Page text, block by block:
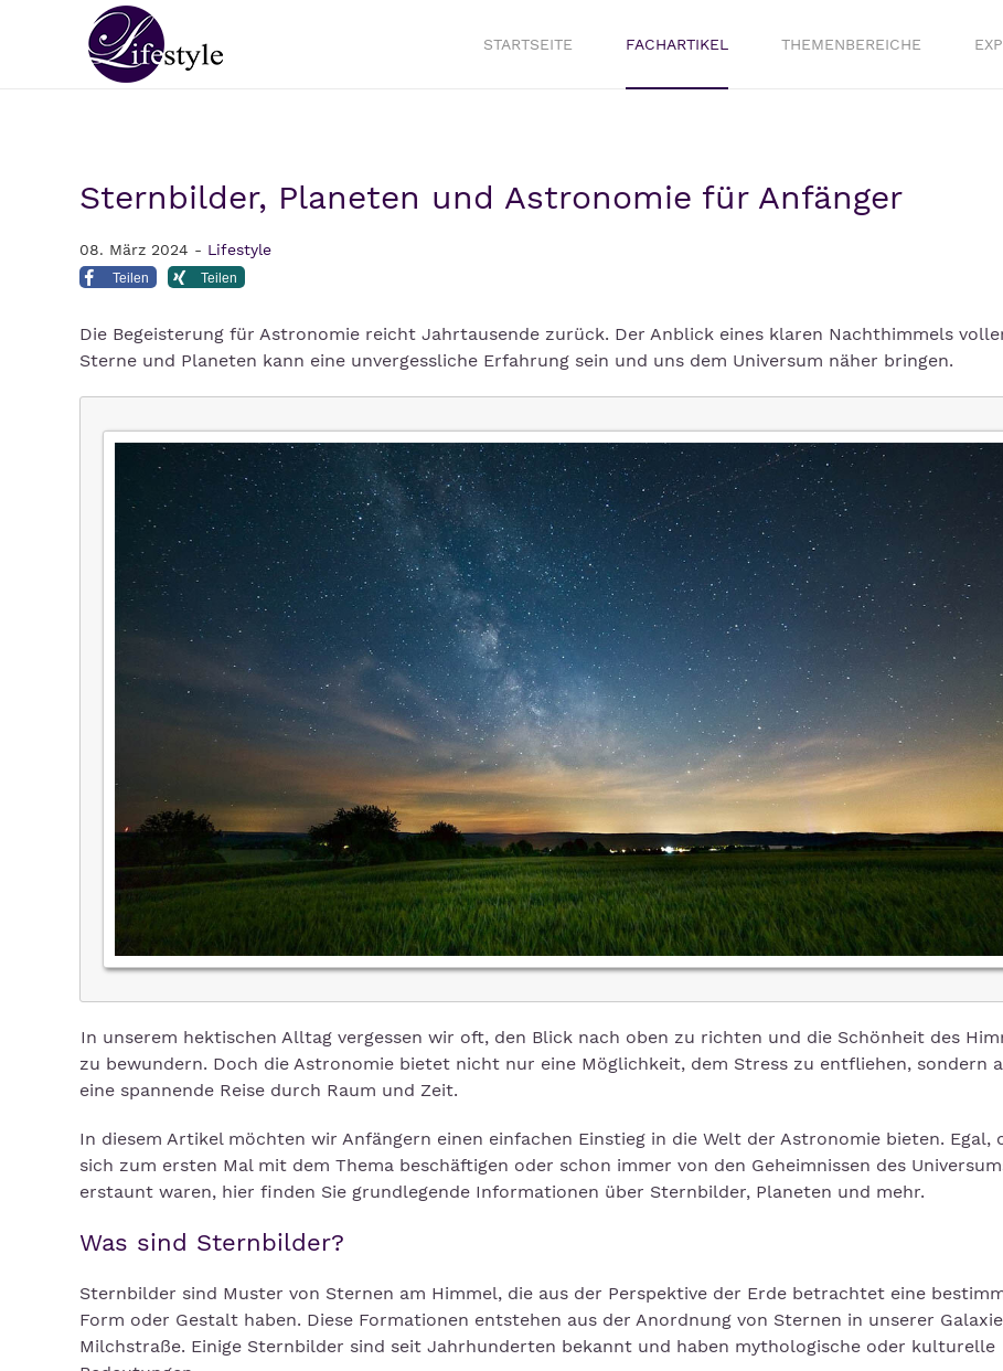
STARTSEITE FACHARTIKEL THEMENBEREICHE
Sternbilder, Planeten und Astronomie für Anfänger
08. März 2024 - Lifestyle
Teilen Teilen
Die Begeisterung für Astronomie reicht Jahrtausende zurück. Der Anblick eines klaren Nachthimmels
Sterne und Planeten kann eine unvergessliche Erfahrung sein und uns dem Universum näher bringen.
In unserem hektischen Alltag vergessen wir oft, den Blick nach oben zu richten und die Schönheit des
zu bewundern. Doch die Astronomie bietet nicht nur eine Möglichkeit, dem Stress zu entfliehen, sondern
eine spannende Reise durch Raum und Zeit.
In diesem Artikel möchten wir Anfängern einen einfachen Einstieg in die Welt der Astronomie bieten. Egal,
sich zum ersten Mal mit dem Thema beschäftigen oder schon immer von den Geheimnissen des
erstaunt waren, hier finden Sie grundlegende Informationen über Sternbilder, Planeten und mehr.
Was sind Sternbilder?
Sternbilder sind Muster von Sternen am Himmel, die aus der Perspektive der Erde betrachtet eine
Form oder Gestalt haben. Diese Formationen entstehen aus der Anordnung von Sternen in unserer
Milchstraße. Einige Sternbilder sind seit Jahrhunderten bekannt und haben mythologische oder kulturelle